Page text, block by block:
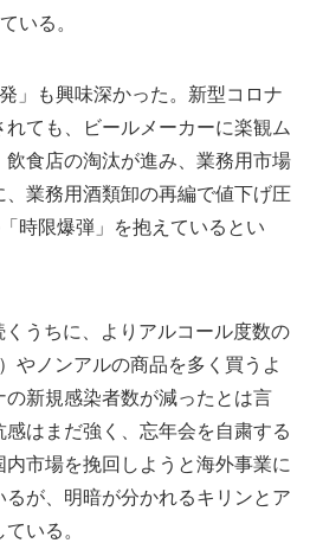
いる。
」も興味深かった。新型コロナ
ても、ビールメーカーに楽観ム
食店の淘汰が進み、業務用市場
業務用酒類卸の再編で値下げ圧
時限爆弾」を抱えているとい
うちに、よりアルコール度数の
やノンアルの商品を多く買うよ
の新規感染者数が減ったとは言
はまだ強く、忘年会を自粛する
市場を挽回しようと海外事業に
が、明暗が分かれるキリンとア
いる。